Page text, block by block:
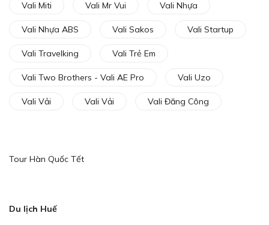
Vali Miti Vali Mr Vui Vali Nhựa
Vali Nhựa ABS Vali Sakos Vali Startup
Vali Travelking Vali Trẻ Em
Vali Two Brothers - Vali AE Pro Vali Uzo
Vali Vải Vali Vải Vali Đăng Công
Tour Hàn Quốc Tết
Du lịch Huế